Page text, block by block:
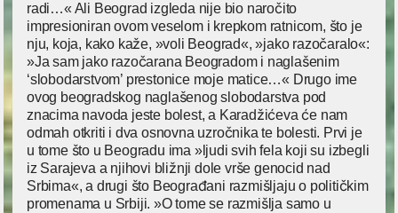
radi…« Ali Beograd izgleda nije bio naročito
impresioniran ovom veselom i krepkom ratnicom, što je
nju, koja, kako kaže, »voli Beograd«, »jako razočaralo«:
»Ja sam jako razočarana Beogradom i naglašenim
‘slobodarstvom’ prestonice moje matice…« Drugo ime
ovog beogradskog naglašenog slobodarstva pod
znacima navoda jeste bolest, a Karadžićeva će nam
odmah otkriti i dva osnovna uzročnika te bolesti. Prvi je
u tome što u Beogradu ima »ljudi svih fela koji su izbegli
iz Sarajeva a njihovi bližnji dole vrše genocid nad
Srbima«, a drugi što Beograđani razmišljaju o političkim
promenama u Srbiji. »O tome se razmišlja samo u